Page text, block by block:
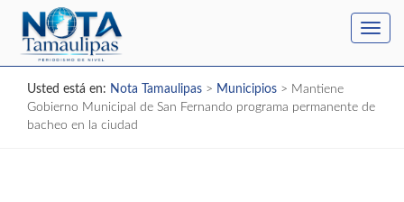
Usted está en: Nota Tamaulipas > Municipios > Mantiene
Gobierno Municipal de San Fernando programa permanente de
bacheo en la ciudad